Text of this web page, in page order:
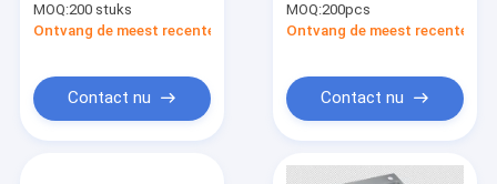
staal keukensink
MOQ:200 stuks
Ontvang de meest recente Prijs
Contact nu
Makkelijk te
installeren voor kast
MOQ:200pcs
Ontvang de meest recente
Contact nu